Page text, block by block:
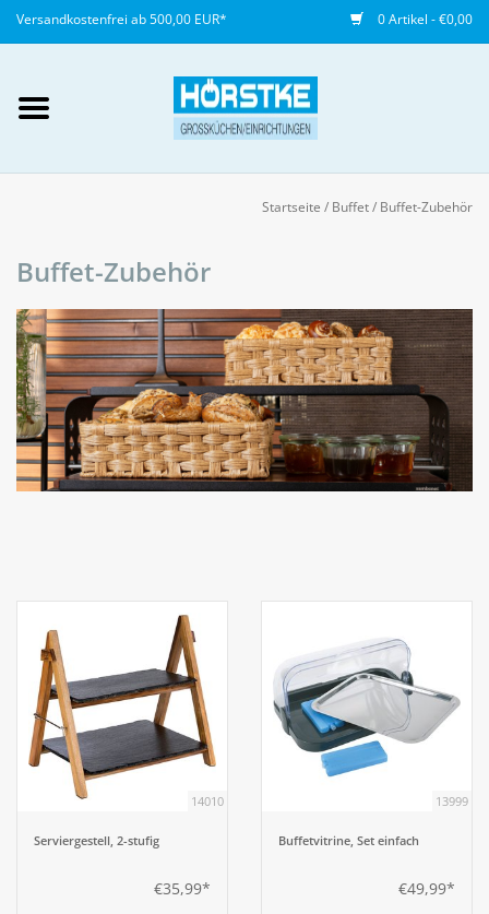
Versandkostenfrei ab 500,00 EUR* 0 Artikel - €0,00
anlegen
Gedeckter Tisch
Buffet
Fingerfood
Bar
Tafeln
Einrichtung
Berufsbekleidung
Küche
Startseite / Buffet/ Buffet-Zubehör
Buffet-Zubehör
14010
Serviergestell, 2-stufig
€35,99*
13999
Buffetvitrine, Set einfach
€49,99*